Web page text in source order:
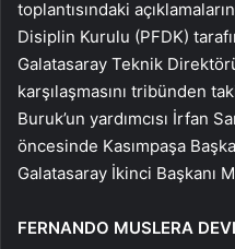
toplantısındaki
Disiplin Kurulu (PFDK)
Galatasaray Teknik
karşılaşmasını tribünden
Buruk’un yardımcısı İrfan
öncesinde Kasımpaşa
Galatasaray İkinci Başkanı
FERNANDO MUSLERA